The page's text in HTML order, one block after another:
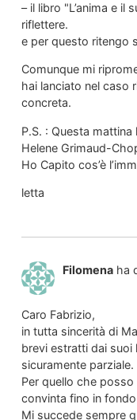
– il libro "L’anima e
riflettere.
e per questo ritengo
Comunque mi
hai lanciato nel caso
concreta.
P.S. : Questa
Helene Grimaud-
Ho Capito cos’è
letta
Filomena ha
Caro Fabrizio,
in tutta sincerità di
brevi estratti dai suoi
sicuramente parziale.
Per quello che
convinta fino in
Mi succede sempre